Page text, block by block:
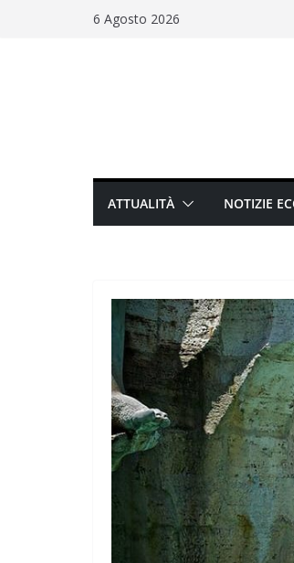
6 Agosto 2026
ATTUALITÀ NOTIZIE